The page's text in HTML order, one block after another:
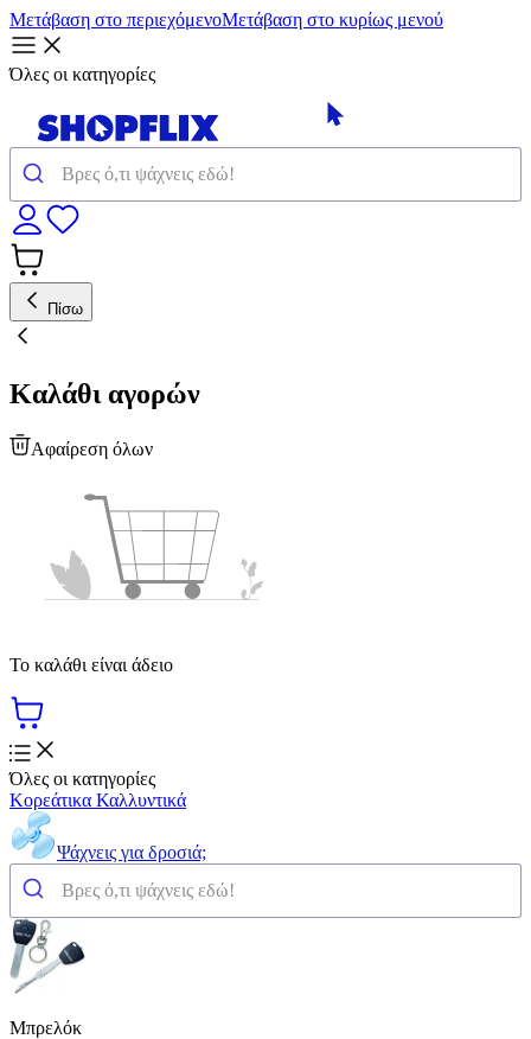
Μετάβαση στο περιεχόμενοΜετάβαση στο κυρίως μενού
Όλες οι κατηγορίες
Πίσω
Καλάθι αγορών
Αφαίρεση όλων
Το καλάθι είναι άδειο
Όλες οι κατηγορίες
Κορεάτικα Καλλυντικά
Ψάχνεις για δροσιά;
Μπρελόκ